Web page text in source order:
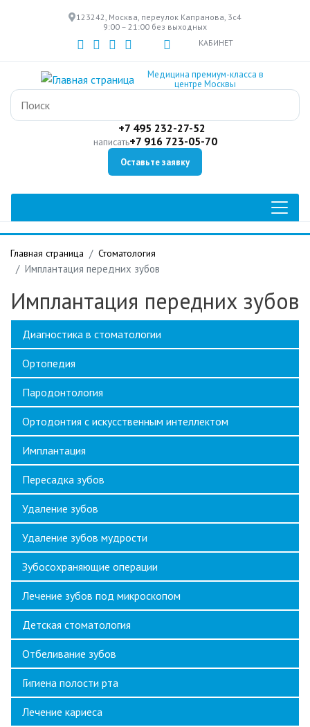
к
основному
содержанию
123242, Москва, переулок Капранова, 3с4
9:00 – 21:00 без выходных
КАБИНЕТ
Медицина премиум-класса в
центре Москвы
+7 495 232-27-52
написать+7 916 723-05-70
Оставьте заявку
Главная страница Стоматология
Имплантация передних зубов
Имплантация передних зубов
Диагностика в стоматологии
Ортопедия
Пародонтология
Ортодонтия с искусственным интеллектом
Имплантация
Пересадка зубов
Удаление зубов
Удаление зубов мудрости
Зубосохраняющие операции
Лечение зубов под микроскопом
Детская стоматология
Отбеливание зубов
Гигиена полости рта
Лечение кариеса